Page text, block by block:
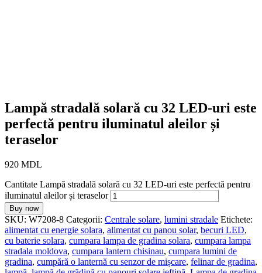
Lampă stradală solară cu 32 LED-uri este
perfectă pentru iluminatul aleilor și
teraselor
920 MDL
Cantitate Lampă stradală solară cu 32 LED-uri este perfectă pentru
iluminatul aleilor și teraselor
Buy now
SKU: W7208-8 Categorii: Centrale solare, lumini stradale Etichete:
alimentat cu energie solara, alimentat cu panou solar, becuri LED,
cu baterie solara, cumpara lampa de gradina solara, cumpara lampa
stradala moldova, cumpara lantern chisinau, cumpara lumini de
gradina, cumpără o lanternă cu senzor de mișcare, felinar de gradina,